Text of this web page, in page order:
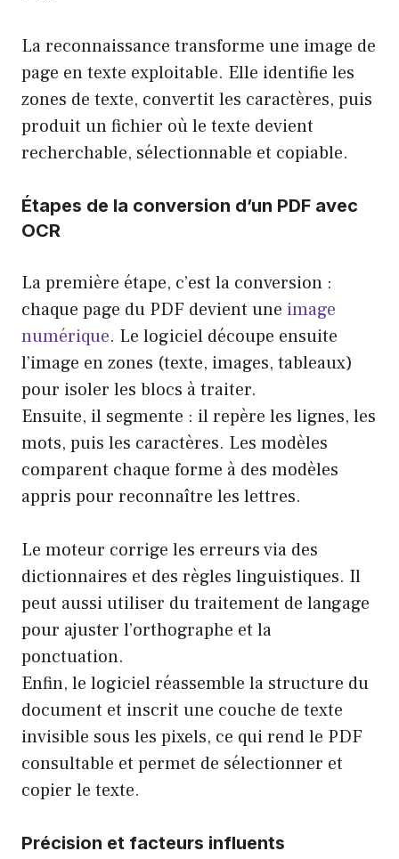
La reconnaissance transforme une image de
page en texte exploitable. Elle identifie les
zones de texte, convertit les caractères, puis
produit un fichier où le texte devient
recherchable, sélectionnable et copiable.
Étapes de la conversion d’un PDF avec
OCR
La première étape, c’est la conversion :
chaque page du PDF devient une image
numérique. Le logiciel découpe ensuite
l’image en zones (texte, images, tableaux)
pour isoler les blocs à traiter.
Ensuite, il segmente : il repère les lignes, les
mots, puis les caractères. Les modèles
comparent chaque forme à des modèles
appris pour reconnaître les lettres.
Le moteur corrige les erreurs via des
dictionnaires et des règles linguistiques. Il
peut aussi utiliser du traitement de langage
pour ajuster l’orthographe et la
ponctuation.
Enfin, le logiciel réassemble la structure du
document et inscrit une couche de texte
invisible sous les pixels, ce qui rend le PDF
consultable et permet de sélectionner et
copier le texte.
Précision et facteurs influents